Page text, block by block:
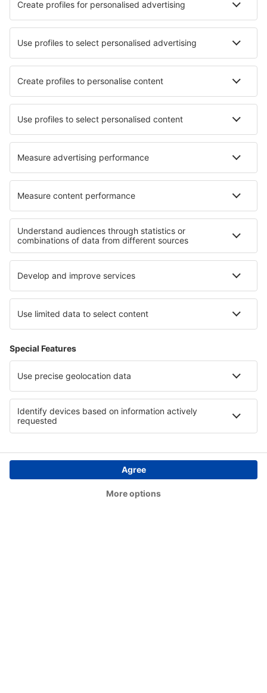
Benátky
Perugia San Franceso d'Assisi (PEG)
Lamezia Sant'Eufemia (SUF)
Verona Valerio Catullo Villafranca (VRN)
Trapani Vincenzo Florio (TPS)
Comiso Vincenzo Magliocco (CIY)